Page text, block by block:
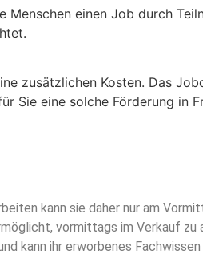
einen Job durch
zusätzlichen Kosten. Das
Sie eine solche Förderung in
kann sie daher nur am
vormittags im Verkauf
kann ihr erworbenes